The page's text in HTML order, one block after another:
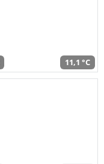
11,1 °C